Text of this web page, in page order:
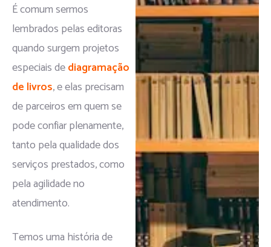
É comum sermos
lembrados pelas editoras
quando surgem projetos
especiais dediagramação
de livros, e elas precisam
de parceiros em quem se
pode confiar plenamente,
tanto pela qualidade dos
serviços prestados, como
pela agilidade no
atendimento.
Temos uma história de